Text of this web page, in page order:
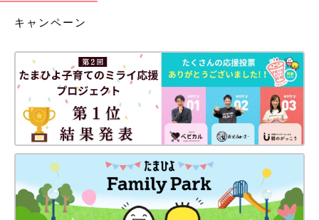
キャンペーン